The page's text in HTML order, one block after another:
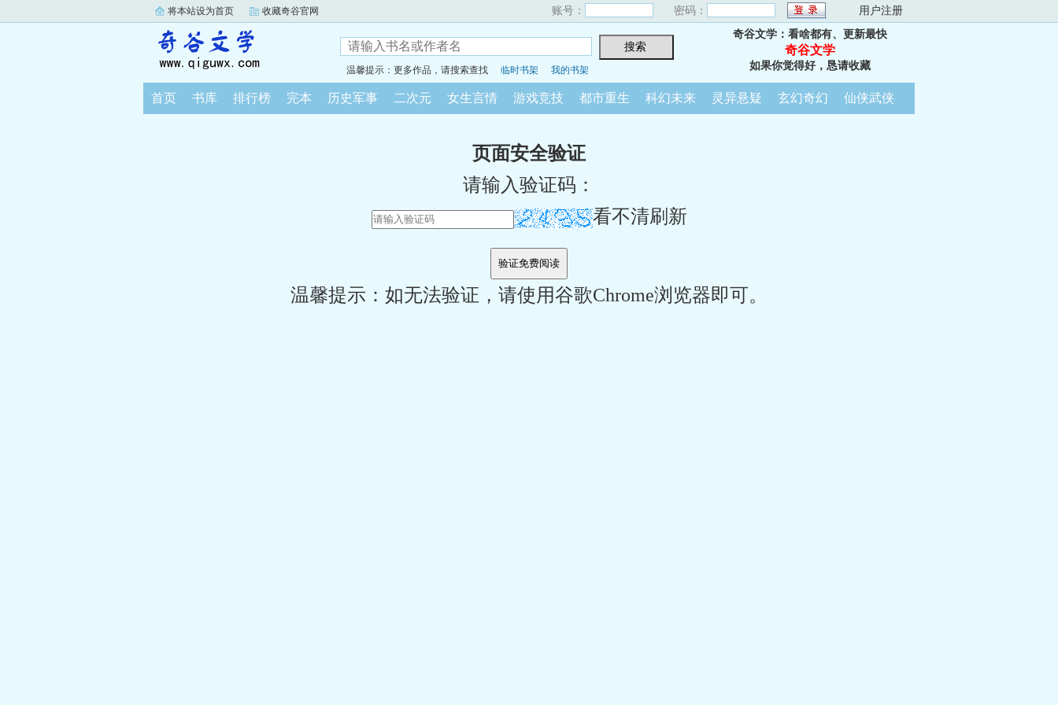
将本站设为首页 收藏奇谷官网 账号： 密码： 用户注册
温馨提示：更多作品，请搜索查找 临时书架 我的书架
奇谷文学：看啥都有、更新最快
奇谷文学
如果你觉得好，恳请收藏
首页 书库 排行榜 完本 历史军事 二次元 女生言情 游戏竞技 都市重生 科幻未来 灵异悬疑 玄幻奇幻 仙侠武侠
页面安全验证
请输入验证码：
看不清刷新
温馨提示：如无法验证，请使用谷歌Chrome浏览器即可。